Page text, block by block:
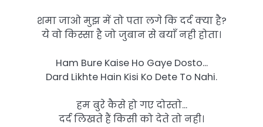
शमा जाओ मुझ में तो पता लगे कि दर्द क्या है?
ये वो किस्सा है जो जुबान से बयाँ नही होता।
Ham Bure Kaise Ho Gaye Dosto…
Dard Likhte Hain Kisi Ko Dete To Nahi.
हम बुरे कैसे हो गए दोस्तो…
दर्द लिखते हैं किसी को देते तो नही।